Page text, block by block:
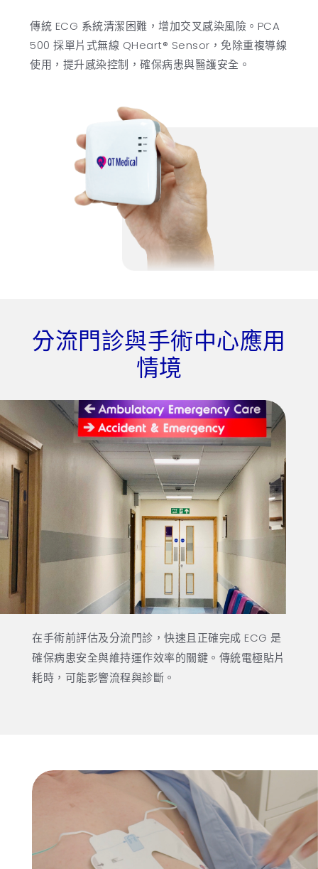
傳統 ECG 系統清潔困難，增加交叉感染風險。PCA
500 採單片式無線 QHeart® Sensor，免除重複導線
使用，提升感染控制，確保病患與醫護安全。
分流門診與手術中心應用
情境
在手術前評估及分流門診，快速且正確完成 ECG 是
確保病患安全與維持運作效率的關鍵。傳統電極貼片
耗時，可能影響流程與診斷。